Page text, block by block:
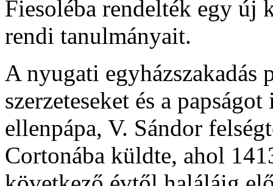
Fiesoléba rendelték egy új
rendi tanulmányait.
A nyugati egyházszakadás
szerzeteseket és a
ellenpápa, V. Sándor
Cortonába küldte, ahol